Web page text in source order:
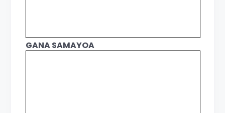
GANA SAMAYOA